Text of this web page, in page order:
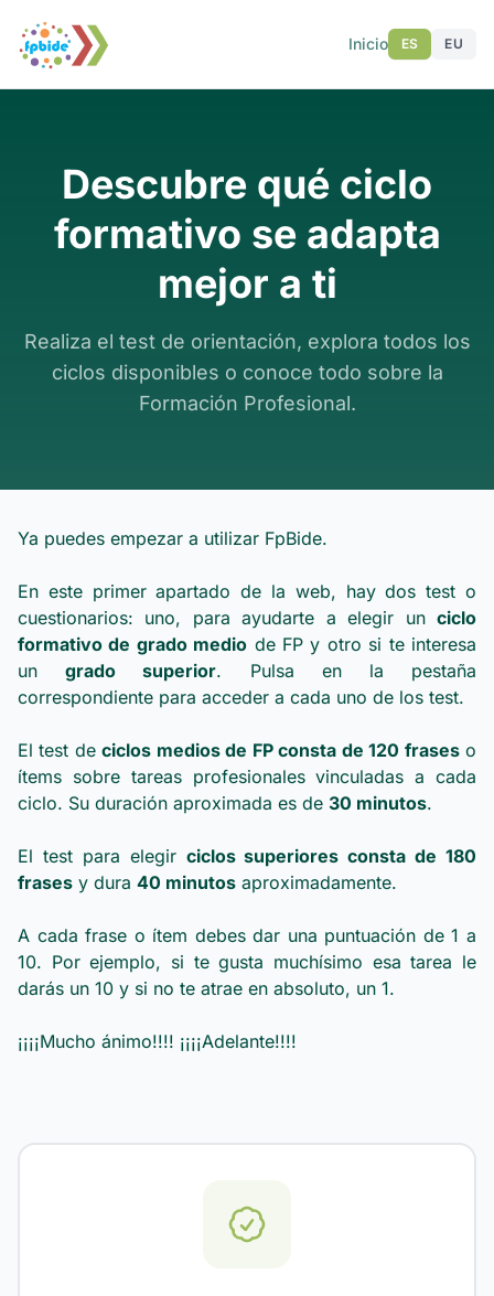
Inicio ES EU
Descubre qué ciclo
formativo se adapta
mejor a ti
Realiza el test de orientación, explora todos los
ciclos disponibles o conoce todo sobre la
Formación Profesional.
Ya puedes empezar a utilizar FpBide.
En este primer apartado de la web, hay dos test o
cuestionarios: uno, para ayudarte a elegir un ciclo
formativo de grado medio de FP y otro si te interesa
ungrado superior. Pulsa en la pestaña
correspondiente para acceder a cada uno de los test.
El test deciclos medios de FP consta de 120 fraseso
ítems sobre tareas profesionales vinculadas a cada
ciclo. Su duración aproximada es de 30 minutos.
El test para elegir ciclos superiores consta de 180
frases y dura 40 minutos aproximadamente.
A cada frase o ítem debes dar una puntuación de 1 a
10. Por ejemplo, si te gusta muchísimo esa tarea le
darás un 10 y si no te atrae en absoluto, un 1.
¡¡¡¡Mucho ánimo!!!! ¡¡¡¡Adelante!!!!